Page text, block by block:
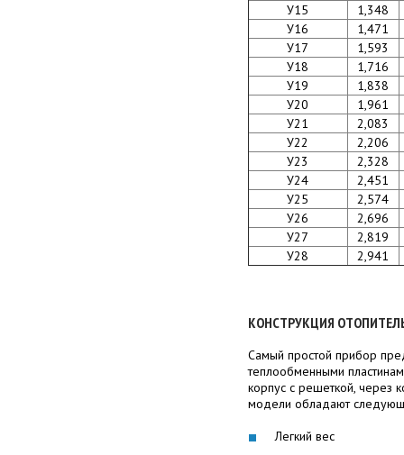
У15
1,348
У16
1,471
У17
1,593
У18
1,716
У19
1,838
У20
1,961
У21
2,083
У22
2,206
У23
2,328
У24
2,451
У25
2,574
У26
2,696
У27
2,819
У28
2,941
КОНСТРУКЦИЯ
Самый простой прибор
теплообменными
корпус с решеткой, через
модели обладают
Легкий вес